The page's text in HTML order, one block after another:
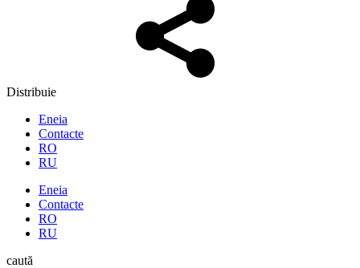
Distribuie
Eneia
Contacte
RO
RU
Eneia
Contacte
RO
RU
caută